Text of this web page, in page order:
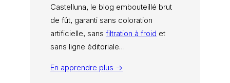
Castelluna, le blog embouteillé brut
de fût, garanti sans coloration
artificielle, sans filtration à froid et
sans ligne éditoriale…
En apprendre plus →